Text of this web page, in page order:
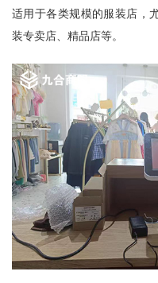
适用于各类规模的服装店，
装专卖店、精品店等。